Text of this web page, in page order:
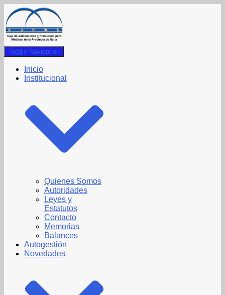
Toggle Navigation
Inicio
Institucional
Quienes Somos
Autoridades
Leyes y
Estatutos
Contacto
Memorias
Balances
Autogestión
Novedades